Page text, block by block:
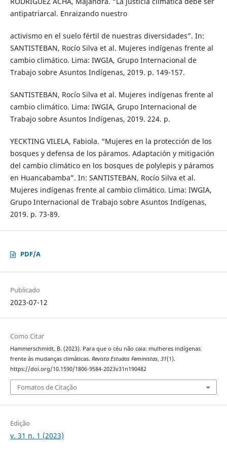
antipatriarcal. Enraizando nuestro
activismo en el suelo fértil de nuestras diversidades”. In:
SANTISTEBAN, Rocío Silva et al. Mujeres indígenas frente al
cambio climático. Lima: IWGIA, Grupo Internacional de
Trabajo sobre Asuntos Indígenas, 2019. p. 149-157.
SANTISTEBAN, Rocío Silva et al. Mujeres indígenas frente al
cambio climático. Lima: IWGIA, Grupo Internacional de
Trabajo sobre Asuntos Indígenas, 2019. 224. p.
YECKTING VILELA, Fabiola. “Mujeres en la protección de los
bosques y defensa de los páramos. Adaptación y mitigación
del cambio climático en los bosques de polylepis y páramos
en Huancabamba”. In: SANTISTEBAN, Rocío Silva et al.
Mujeres indígenas frente al cambio climático. Lima: IWGIA,
Grupo Internacional de Trabajo sobre Asuntos Indígenas,
2019. p. 73-89.
PDF/A
Publicado
2023-07-12
Como Citar
Hammerschmidt, B. (2023). Para que o céu não caia: mulheres indígenas
frente às mudanças climáticas. Revista Estudos Feministas, 31(1).
https://doi.org/10.1590/1806-9584-2023v31n190482
Fomatos de Citação
Edição
v. 31 n. 1 (2023)